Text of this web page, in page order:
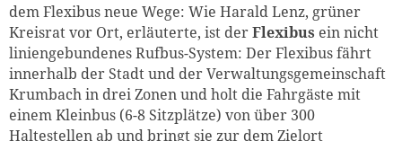
dem Flexibus neue Wege: Wie Harald Lenz, grüner
Kreisrat vor Ort, erläuterte, ist derFlexibus ein nicht
liniengebundenes Rufbus-System: Der Flexibus fährt
innerhalb der Stadt und der Verwaltungsgemeinschaft
Krumbach in drei Zonen und holt die Fahrgäste mit
einem Kleinbus (6-8 Sitzplätze) von über 300
Haltestellen ab und bringt sie zur dem Zielort